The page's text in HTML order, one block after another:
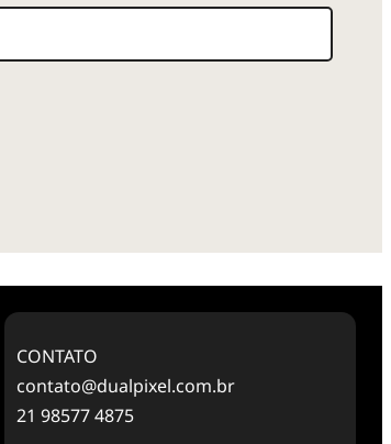
CONTATO
contato@dualpixel.com.br
21 98577 4875